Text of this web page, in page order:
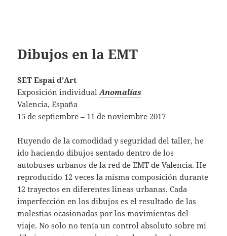
Dibujos en la EMT
SET Espai d’Art
Exposición individualAnomalías
Valencia, España
15 de septiembre – 11 de noviembre 2017
Huyendo de la comodidad y seguridad del taller, he
ido haciendo dibujos sentado dentro de los
autobuses urbanos de la red de EMT de Valencia. He
reproducido 12 veces la misma composición durante
12 trayectos en diferentes lineas urbanas. Cada
imperfección en los dibujos es el resultado de las
molestias ocasionadas por los movimientos del
viaje. No solo no tenía un control absoluto sobre mi